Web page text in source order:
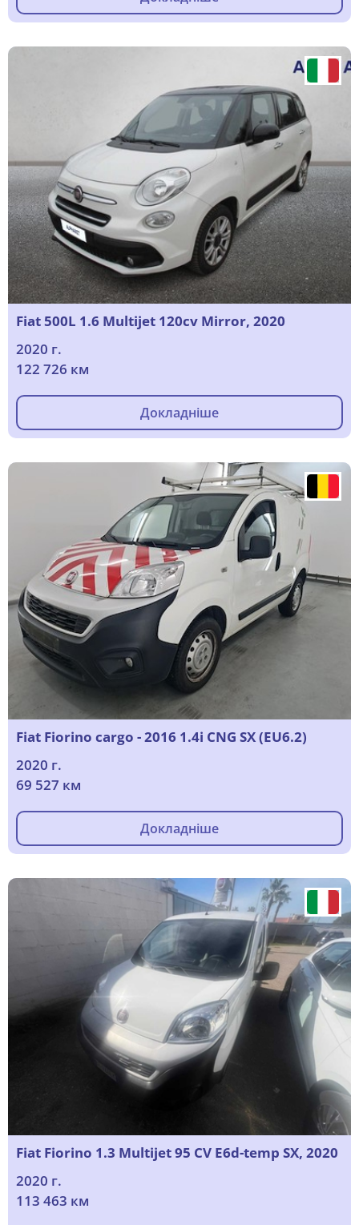
Fiat 500L 1.6 Multijet 120cv Mirror, 2020
2020 г.
122 726 км
Докладніше
Fiat Fiorino cargo - 2016 1.4i CNG SX (EU6.2)
2020 г.
69 527 км
Докладніше
Fiat Fiorino 1.3 Multijet 95 CV E6d-temp SX, 2020
2020 г.
113 463 км